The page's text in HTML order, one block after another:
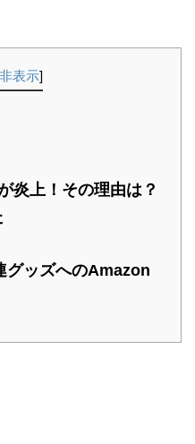
表示]
炎上！その理由は？
グッズへのAmazon